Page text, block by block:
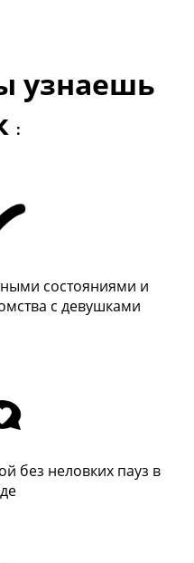
узнаешь
:
состояниями и
с девушками
без неловких пауз в